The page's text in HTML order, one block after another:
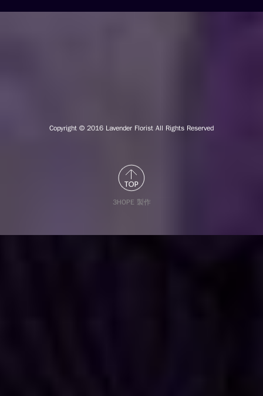
Copyright © 2016 Lavender Florist All Rights Reserved
3HOPE 製作